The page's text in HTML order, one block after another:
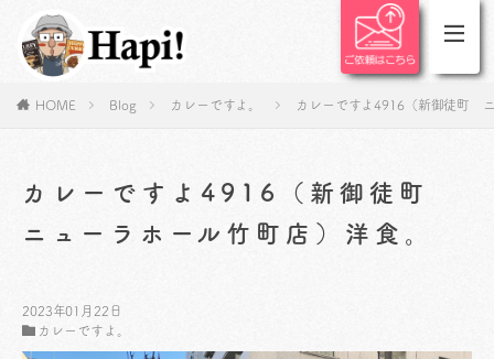
HOME Blog カレーですよ。 カレーですよ4916（新御徒町
カレーですよ4916（新御徒町
ニューラホール竹町店）洋食。
2023年01月22日
カレーですよ。